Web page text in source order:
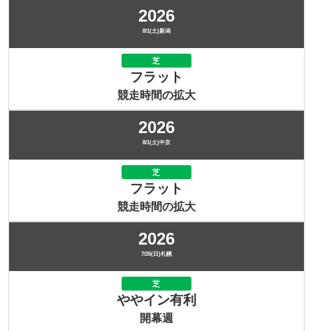
2026
8/1(土)新潟
芝
フラット
競走時間の拡大
2026
8/1(土)中京
芝
フラット
競走時間の拡大
2026
7/26(日)札幌
芝
ややイン有利
開幕週